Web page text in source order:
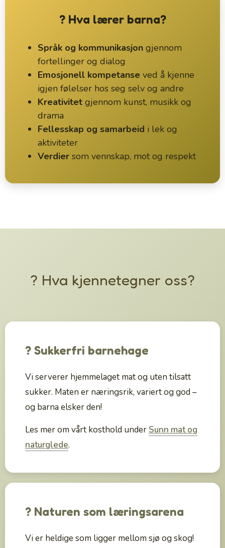
? Hva lærer barna?
Språk og kommunikasjon gjennom
fortellinger og dialog
Emosjonell kompetanse ved å kjenne
igjen følelser hos seg selv og andre
Kreativitet gjennom kunst, musikk og
drama
Fellesskap og samarbeid i lek og
aktiviteter
Verdier som vennskap, mot og respekt
? Hva kjennetegner oss?
? Sukkerfri barnehage
Vi serverer hjemmelaget mat og uten tilsatt
sukker. Maten er næringsrik, variert og god –
og barna elsker den!
Les mer om vårt kosthold under Sunn mat og
naturglede.
? Naturen som læringsarena
Vi er heldige som ligger mellom sjø og skog!